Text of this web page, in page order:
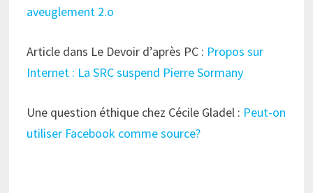
aveuglement 2.o
Article dans Le Devoir d’après PC : Propos sur
Internet : La SRC suspend Pierre Sormany
Une question éthique chez Cécile Gladel : Peut-on
utiliser Facebook comme source?